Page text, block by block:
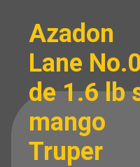
Azadon
Lane No.0
de 1.6 lb
mango
Truper